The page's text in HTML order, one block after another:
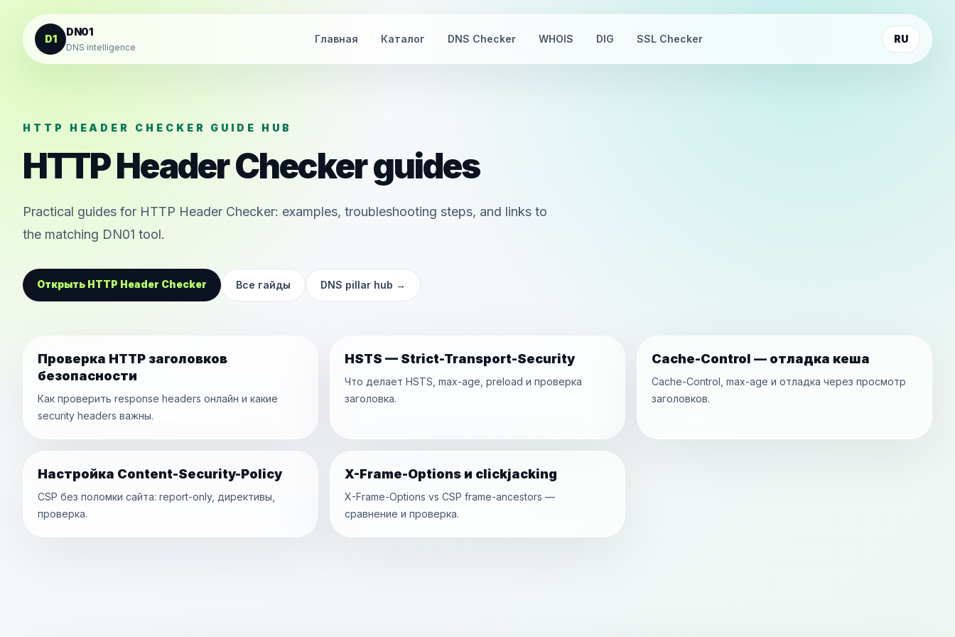
К содержанию
D1
DN01
DNS intelligence
Главная Каталог DNS Checker WHOIS DIG SSL Checker RU
HTTP HEADER CHECKER GUIDE HUB
HTTP Header Checker guides
Practical guides for HTTP Header Checker: examples, troubleshooting steps, and links to
the matching DN01 tool.
Открыть HTTP Header Checker Все гайды DNS pillar hub →
Проверка HTTP заголовков
безопасности
Как проверить response headers онлайн и какие
security headers важны.
HSTS — Strict-Transport-Security
Что делает HSTS, max-age, preload и проверка
заголовка.
Cache-Control — отладка кеша
Cache-Control, max-age и отладка через просмотр
заголовков.
Настройка Content-Security-Policy
CSP без поломки сайта: report-only, директивы,
проверка.
X-Frame-Options и clickjacking
X-Frame-Options vs CSP frame-ancestors —
сравнение и проверка.